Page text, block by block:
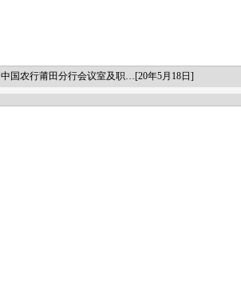
中国农行莆田分行会议室及职…[20年5月18日]